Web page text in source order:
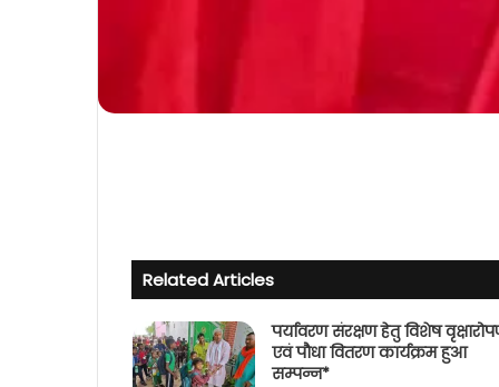
Related Articles
पर्यावरण संरक्षण हेतु विशेष
एवं पौधा वितरण कार्यक्रम हुआ
सम्पन्न*